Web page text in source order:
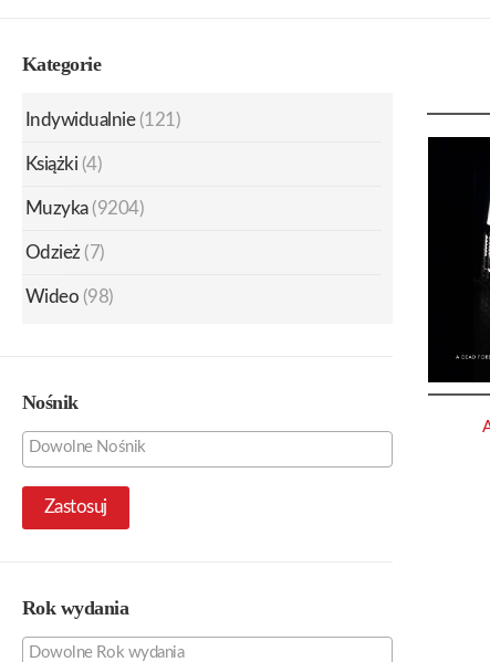
Kategorie
Indywidualnie (121)
Książki (4)
Muzyka (9204)
Odzież (7)
Wideo (98)
Nośnik
Zastosuj
Rok wydania